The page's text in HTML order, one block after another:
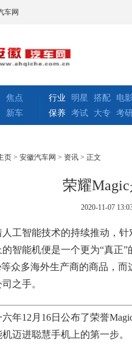
车网
焦点
新车
行业 明星 搭配
电影
保养 考试 大专 考
页 > 安徽汽车网 > 资讯 > 正文
荣耀
2020-11-07
工智能技术的持续推动，
智能机便是一个更为“真正”
众多海外生产商的商品，而
之手。
年12月16日公布了荣誉
迈进聪慧手机上的第一步。